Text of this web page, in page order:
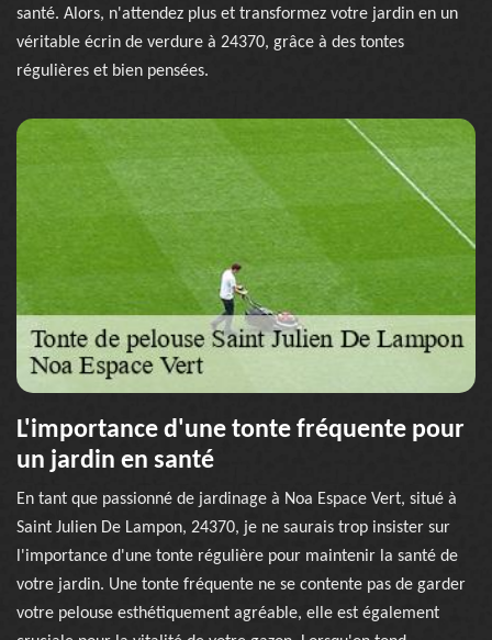
santé. Alors, n'attendez plus et transformez votre jardin en un
véritable écrin de verdure à 24370, grâce à des tontes
régulières et bien pensées.
L'importance d'une tonte fréquente pour
un jardin en santé
En tant que passionné de jardinage à Noa Espace Vert, situé à
Saint Julien De Lampon, 24370, je ne saurais trop insister sur
l'importance d'une tonte régulière pour maintenir la santé de
votre jardin. Une tonte fréquente ne se contente pas de garder
votre pelouse esthétiquement agréable, elle est également